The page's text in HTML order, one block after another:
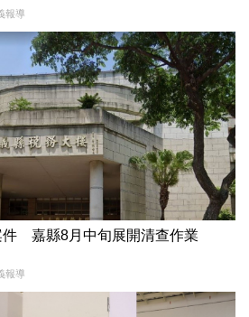
報導
件 嘉縣8月中旬展開清查作業
報導